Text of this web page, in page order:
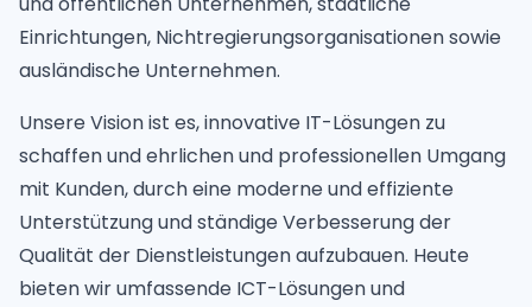
Einrichtungen, Nichtregierungsorganisationen sowie
ausländische Unternehmen.
Unsere Vision ist es, innovative IT-Lösungen zu
schaffen und ehrlichen und professionellen Umgang
mit Kunden, durch eine moderne und effiziente
Unterstützung und ständige Verbesserung der
Qualität der Dienstleistungen aufzubauen. Heute
bieten wir umfassende ICT-Lösungen und